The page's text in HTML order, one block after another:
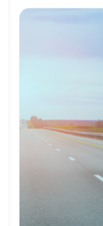
Formation et
Perspectives
Ces métiers